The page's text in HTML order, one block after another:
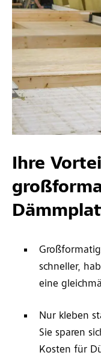
Ihre
schneller,
eine
Nur kleben
Sie sparen
Kosten für